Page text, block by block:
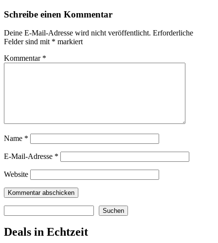
Schreibe einen Kommentar
Deine E-Mail-Adresse wird nicht veröffentlicht. Erforderliche
Felder sind mit * markiert
Kommentar *
Name *
E-Mail-Adresse *
Website
Suchen
Deals in Echtzeit